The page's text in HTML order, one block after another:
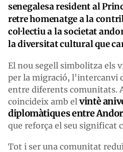
senegalesa resident al
retre homenatge a la
col·lectiu a la societat
la diversitat cultural que
El nou segell simbolitza els
per la migració, l'intercanvi
entre diferents comunitats.
coincideix amb elvintè
diplomàtiques entre
que reforça el seu significat
Tot i ser una comunitat